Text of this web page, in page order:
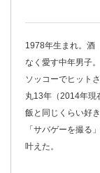
1978年生まれ。酒
なく愛す中年男子
ソッコーでヒット
丸13年（2014年現
飯と同じくらい好
「サバゲーを撮る
叶えた。